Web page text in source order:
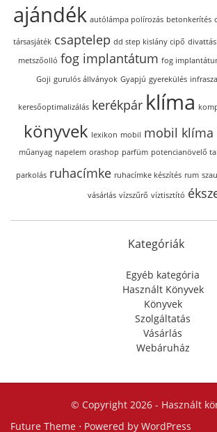
ajándék autólámpa polírozás betonkerítés
társasjáték csaptelep dd step kislány cipő
metszőolló fog implantátum fog
Goji gurulós állványok Gyapjú gyerekülés
keresőoptimalizálás kerékpár klíma
könyvek lexikon mobil mobil klíma
műanyag napelem orashop parfüm potencianövelő
parkolás ruhacímke ruhacímke készítés rum
vásárlás vízszűrő víztisztító
Kategóriák
Egyéb kategória
Használt Könyvek
Könyvek
Szolgáltatás
Vásárlás
Webáruház
© Copyright 2026 - Használt
Future Theme ⋅ Powered by WordPress